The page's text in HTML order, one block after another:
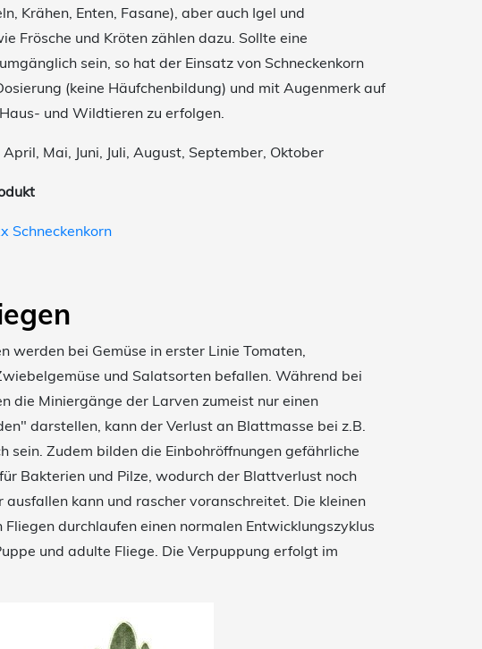
Krähen, Enten, Fasane), aber auch Igel und
Frösche und Kröten zählen dazu. Sollte eine
sein, so hat der Einsatz von Schneckenkorn
(keine Häufchenbildung) und mit Augenmerk auf
und Wildtieren zu erfolgen.
April, Mai, Juni, Juli, August, September, Oktober
Schneckenkorn
werden bei Gemüse in erster Linie Tomaten,
und Salatsorten befallen. Während bei
die Miniergänge der Larven zumeist nur einen
darstellen, kann der Verlust an Blattmasse bei z.B.
sein. Zudem bilden die Einbohröffnungen gefährliche
Bakterien und Pilze, wodurch der Blattverlust noch
ausfallen kann und rascher voranschreitet. Die kleinen
durchlaufen einen normalen Entwicklungszyklus
und adulte Fliege. Die Verpuppung erfolgt im